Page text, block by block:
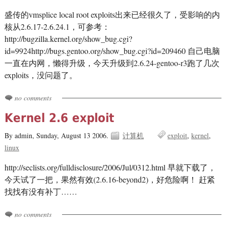
盛传的vmsplice local root exploits出来已经很久了，受影响的内
核从2.6.17-2.6.24.1，可参考：
http://bugzilla.kernel.org/show_bug.cgi?
id=9924http://bugs.gentoo.org/show_bug.cgi?id=209460 自己电脑
一直在内网，懒得升级，今天升级到2.6.24-gentoo-r3跑了几次
exploits，没问题了。
no comments
Kernel 2.6 exploit
By admin, Sunday, August 13 2006. 计算机 exploit kernel
linux
http://seclists.org/fulldisclosure/2006/Jul/0312.html 早就下载了，
今天试了一把，果然有效(2.6.16-beyond2)，好危险啊！ 赶紧
找找有没有补丁……
no comments